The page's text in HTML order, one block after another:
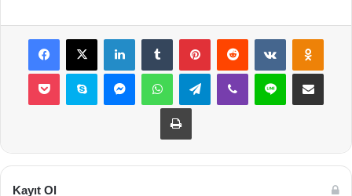
Facebook
X LinkedInTumblr PinterestReddit VKontakte
Pocket Skype MessengerWhatsAppTelegramViber Line E-Posta ile
Yazdır
Kayıt Ol